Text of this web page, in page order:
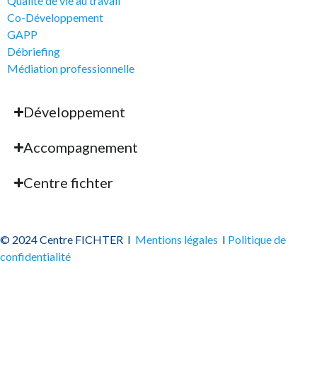
Co-Développement
GAPP
Débriefing
Médiation professionnelle
Développement
Accompagnement
Centre fichter
© 2024 Centre FICHTER I Mentions légales I Politique de
confidentialité